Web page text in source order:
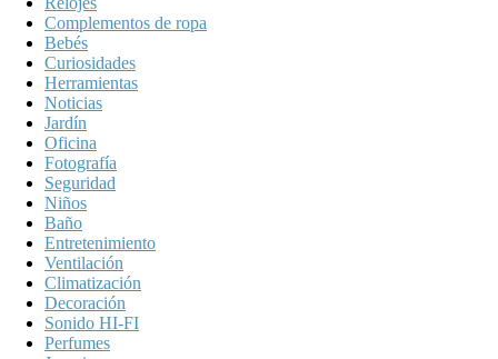
Complementos de ropa
Bebés
Curiosidades
Herramientas
Noticias
Jardín
Oficina
Fotografía
Seguridad
Niños
Baño
Entretenimiento
Ventilación
Climatización
Decoración
Sonido HI-FI
Perfumes